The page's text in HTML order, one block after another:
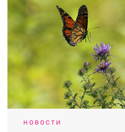
НОВОСТИ